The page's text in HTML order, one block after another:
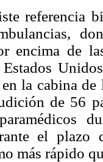
referencia
encima de
la cabina de
de 56
el plazo
más rápido